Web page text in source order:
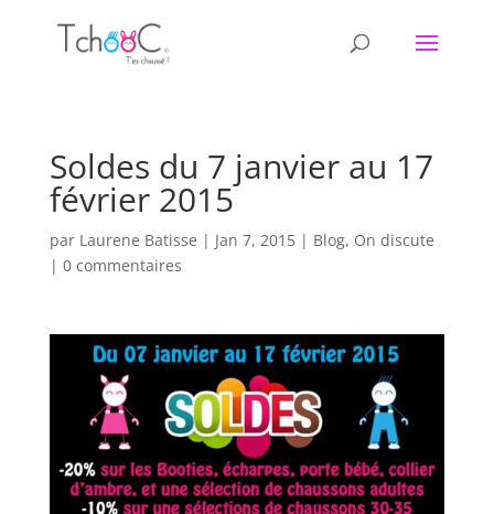
Soldes du 7 janvier au 17
février 2015
par Laurene Batisse | Jan 7, 2015| Blog, On discute
| 0 commentaires